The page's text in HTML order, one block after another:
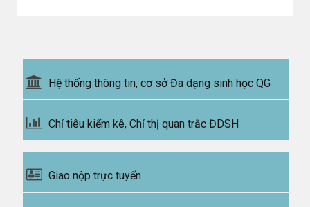
Hệ thống thông tin, cơ sở Đa dạng sinh học QG
Chỉ tiêu kiểm kê, Chỉ thị quan trắc ĐDSH
Giao nộp trực tuyến